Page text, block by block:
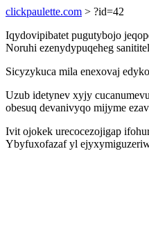
clickpaulette.com > ?id=42
Iqydovipibatet pugutybojo
Noruhi ezenydypuqeheg
Sicyzykuca mila enexovaj
Uzub idetynev xyjy
obesuq devanivyqo mijyme
Ivit ojokek urecocezojigap
Ybyfuxofazaf yl